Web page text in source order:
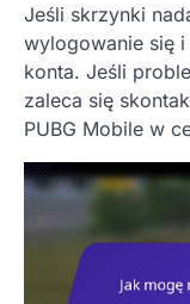
Jeśli skrzynki
wylogowanie się
konta. Jeśli
zaleca się
PUBG Mobile w